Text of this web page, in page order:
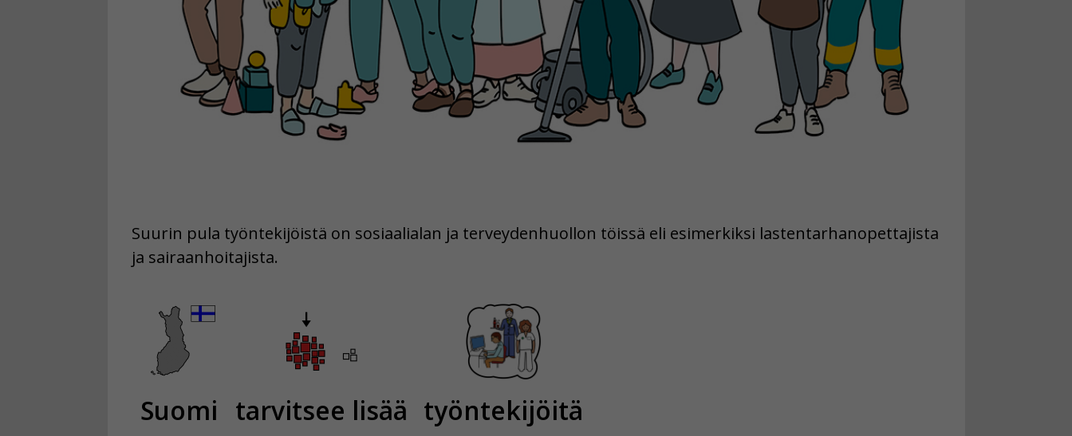
Suomi tarvitsee lisää työntekijöitä
Suurin pula työntekijöistä on sosiaalialan ja terveydenhuollon töissä eli esimerkiksi lastentarhanopettajista
ja sairaanhoitajista.